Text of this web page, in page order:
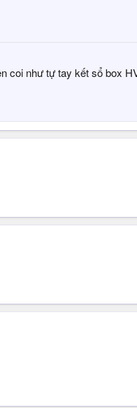
coi như tự tay kết sổ box